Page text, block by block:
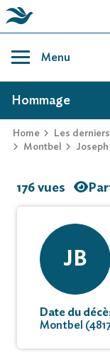
content
Menu
AVIS DE
Home Les
Montbel
Joseph
Hommage
176 vues
JB
Date du
Montbel